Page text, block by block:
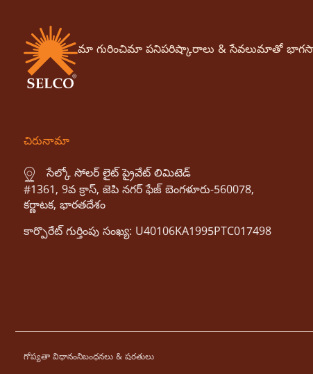
మా గురించిమా పనిపరిష్కారాలు & సేవలుమాతో
చిరునామా
సేల్కో సోలర్ లైట్ ప్రైవేట్ లిమిటెడ్
#1361, 9వ క్రాస్, జెపి నగర్ ఫేజ్ బెంగళూరు-560078,
కర్ణాటక, భారతదేశం
కార్పొరేట్ గుర్తింపు సంఖ్య: U40106KA1995PTC017498
గోప్యతా విధానంనిబంధనలు & షరతులు